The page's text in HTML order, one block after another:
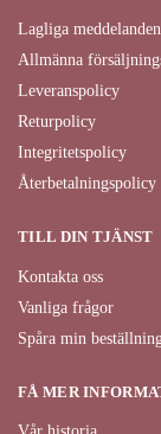
Lagliga meddelanden
Allmänna
Leveranspolicy
Returpolicy
Integritetspolicy
Återbetalningspolicy
TILL DIN TJÄNST
Kontakta oss
Vanliga frågor
Spåra min
FÅ MER